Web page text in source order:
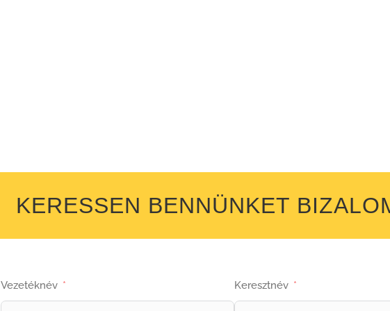
KERESSEN BENNÜNKET
Vezetéknév Keresztnév